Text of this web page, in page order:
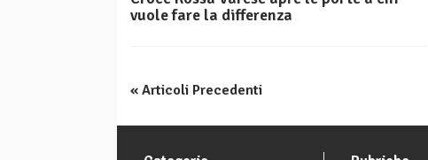
vuole fare la differenza
« Articoli Precedenti